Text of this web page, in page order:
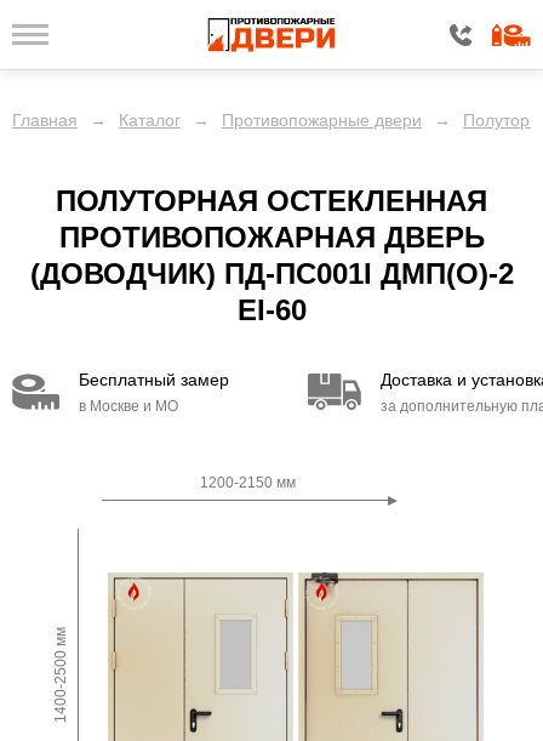
Главная → Каталог → Противопожарные двери →
ПОЛУТОРНАЯ ОСТЕКЛЕННАЯ
ПРОТИВОПОЖАРНАЯ ДВЕРЬ
(ДОВОДЧИК) ПД-ПС001I ДМП(О)-2
EI-60
Бесплатный замер
в Москве и МО
Доставка и
за дополнительную
1200-2150 мм
1400-2500 мм